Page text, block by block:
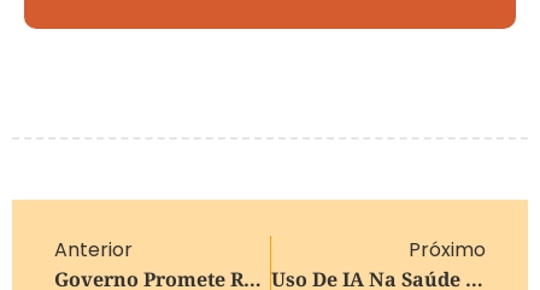
Anterior
Governo Promete Reverter Veto Da UE A Carnes E Animais Brasileiros
Próximo
Uso De IA Na Saúde Chega A 18% Dos Estabelecimentos Do País